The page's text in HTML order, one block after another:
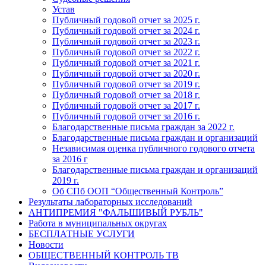
Устав
Публичный годовой отчет за 2025 г.
Публичный годовой отчет за 2024 г.
Публичный годовой отчет за 2023 г.
Публичный годовой отчет за 2022 г.
Публичный годовой отчет за 2021 г.
Публичный годовой отчет за 2020 г.
Публичный годовой отчет за 2019 г.
Публичный годовой отчет за 2018 г.
Публичный годовой отчет за 2017 г.
Публичный годовой отчет за 2016 г.
Благодарственные письма граждан за 2022 г.
Благодарственные письма граждан и организаций
Независимая оценка публичного годового отчета
за 2016 г
Благодарственные письма граждан и организаций
2019 г.
Об СПб ООП “Общественный Контроль”
Результаты лабораторных исследований
АНТИПРЕМИЯ "ФАЛЬШИВЫЙ РУБЛЬ"
Работа в муниципальных округах
БЕСПЛАТНЫЕ УСЛУГИ
Новости
ОБЩЕСТВЕННЫЙ КОНТРОЛЬ ТВ